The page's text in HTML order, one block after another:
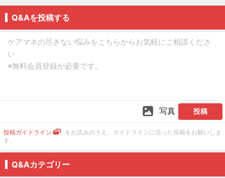
Q&Aを投稿する
写真 投稿
投稿ガイドライン
をお読みのうえ、ガイドラインに沿った投稿をお願いしま
す。
Q&Aカテゴリー